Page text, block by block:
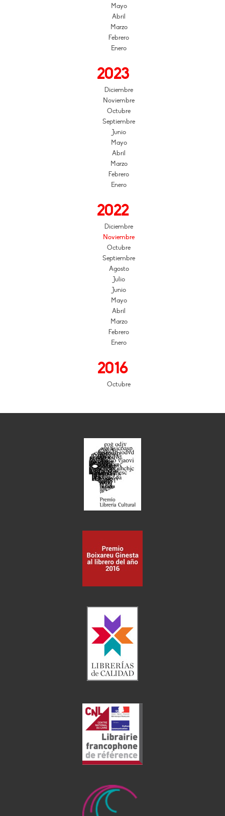
Mayo
Abril
Marzo
Febrero
Enero
2023
Diciembre
Noviembre
Octubre
Septiembre
Junio
Mayo
Abril
Marzo
Febrero
Enero
2022
Diciembre
Noviembre
Octubre
Septiembre
Agosto
Julio
Junio
Mayo
Abril
Marzo
Febrero
Enero
2016
Octubre